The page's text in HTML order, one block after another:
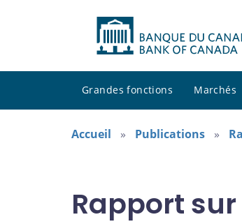
Grandes fonctions Marchés
Accueil Publications
Rapport